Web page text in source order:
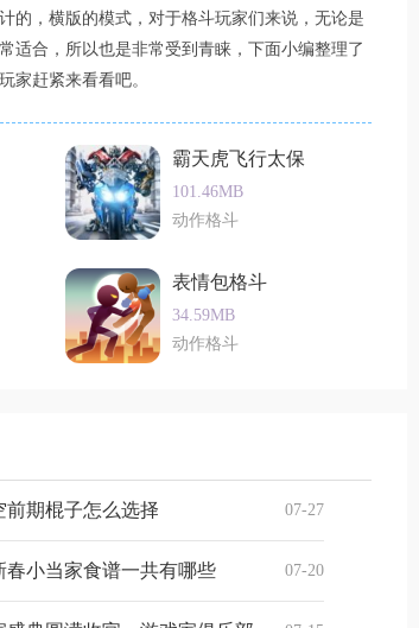
的，横版的模式，对于格斗玩家们来说，无论是
适合，所以也是非常受到青睐，下面小编整理了
家赶紧来看看吧。
霸天虎飞行太保
101.46MB
动作格斗
表情包格斗
34.59MB
动作格斗
07-27
前期棍子怎么选择
07-20
春小当家食谱一共有哪些